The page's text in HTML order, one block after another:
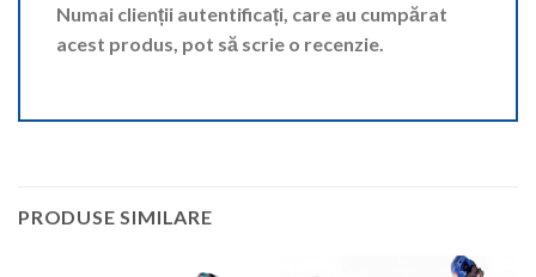
Numai clienții autentificați, care au cumpărat
acest produs, pot să scrie o recenzie.
PRODUSE SIMILARE